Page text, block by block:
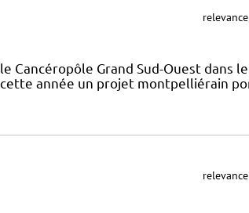
Cancéropôle Grand Sud-Ouest dans
année un projet montpelliérain